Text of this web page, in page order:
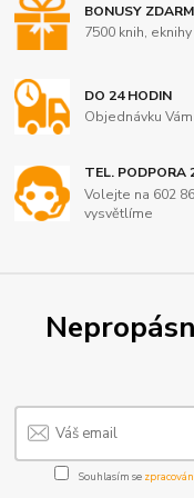
BONUSY
7500 knih,
DO 24 HODIN
Objednávku
TEL. PODPORA
Volejte na 602
vysvětlíme
Souhlasím se